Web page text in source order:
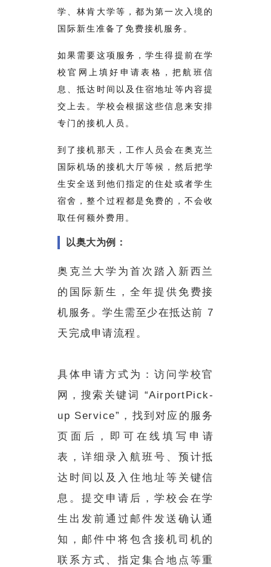
学、林肯大学等，都为第一次入境的
国际新生准备了免费接机服务。
如果需要这项服务，学生得提前在学
校官网上填好申请表格，把航班信
息、抵达时间以及住宿地址等内容提
交上去。学校会根据这些信息来安排
专门的接机人员。
到了接机那天，工作人员会在奥克兰
国际机场的接机大厅等候，然后把学
生安全送到他们指定的住处或者学生
宿舍，整个过程都是免费的，不会收
取任何额外费用。
以奥大为例：
奥克兰大学为首次踏入新西兰
的国际新生，全年提供免费接
机服务。学生需至少在抵达前 7
天完成申请流程。
具体申请方式为：访问学校官
网，搜索关键词 “AirportPick-
up Service”，找到对应的服务
页面后，即可在线填写申请
表，详细录入航班号、预计抵
达时间以及入住地址等关键信
息。提交申请后，学校会在学
生出发前通过邮件发送确认通
知，邮件中将包含接机司机的
联系方式、指定集合地点等重